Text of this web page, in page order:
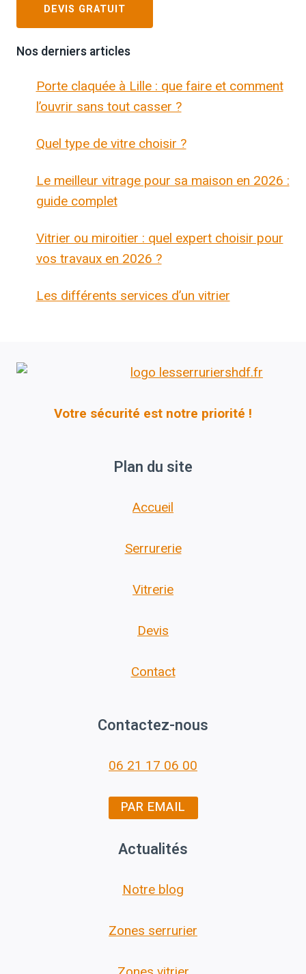
DEVIS GRATUIT
Nos derniers articles
Porte claquée à Lille : que faire et comment
l’ouvrir sans tout casser ?
Quel type de vitre choisir ?
Le meilleur vitrage pour sa maison en 2026 :
guide complet
Vitrier ou miroitier : quel expert choisir pour
vos travaux en 2026 ?
Les différents services d’un vitrier
Votre sécurité est notre priorité !
Plan du site
Accueil
Serrurerie
Vitrerie
Devis
Contact
Contactez-nous
06 21 17 06 00
PAR EMAIL
Actualités
Notre blog
Zones serrurier